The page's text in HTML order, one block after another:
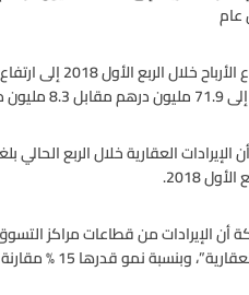
عام
السابق.
2018.
نمو قدرها 15 % مقارنة بنفس الفترة من عام 2017.